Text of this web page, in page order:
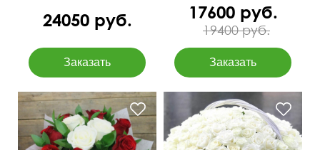
24050 руб. 17600 руб.
19400 руб.